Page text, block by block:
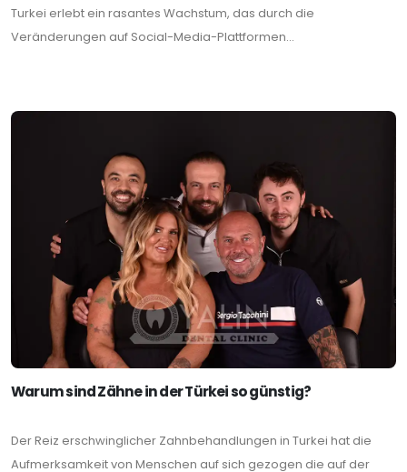
Turkei erlebt ein rasantes Wachstum, das durch die
Veränderungen auf Social-Media-Plattformen...
Warum sind Zähne in der Türkei so günstig?
Der Reiz erschwinglicher Zahnbehandlungen in Turkei hat die
Aufmerksamkeit von Menschen auf sich gezogen die auf der